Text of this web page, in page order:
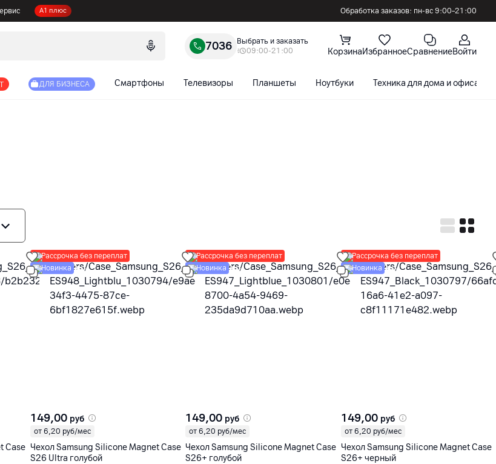
А1 плюс Обработка заказов: пн-вс 9:00–21:00
7036
Выбрать и заказать
09:00-21:00
КорзинаИзбранноеСравнениеВойти
ДЛЯ БИЗНЕСА Смартфоны Телевизоры Планшеты Ноутбуки Техника для дома и офиса
Case
Рассрочка без переплат
Новинка
149,00 руб
от 6,20 руб/мес
Чехол Samsung Silicone Magnet Case
S26 Ultra голубой
Рассрочка без переплат
Новинка
149,00 руб
от 6,20 руб/мес
Чехол Samsung Silicone Magnet Case
S26+ голубой
Рассрочка без переплат
Новинка
149,00 руб
от 6,20 руб/мес
Чехол Samsung Silicone Magnet Case
S26+ черный